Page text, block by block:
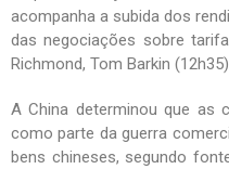
acompanha a subida dos
das negociações sobre
Richmond, Tom Barkin
A China determinou que as
como parte da guerra
bens chineses, segundo